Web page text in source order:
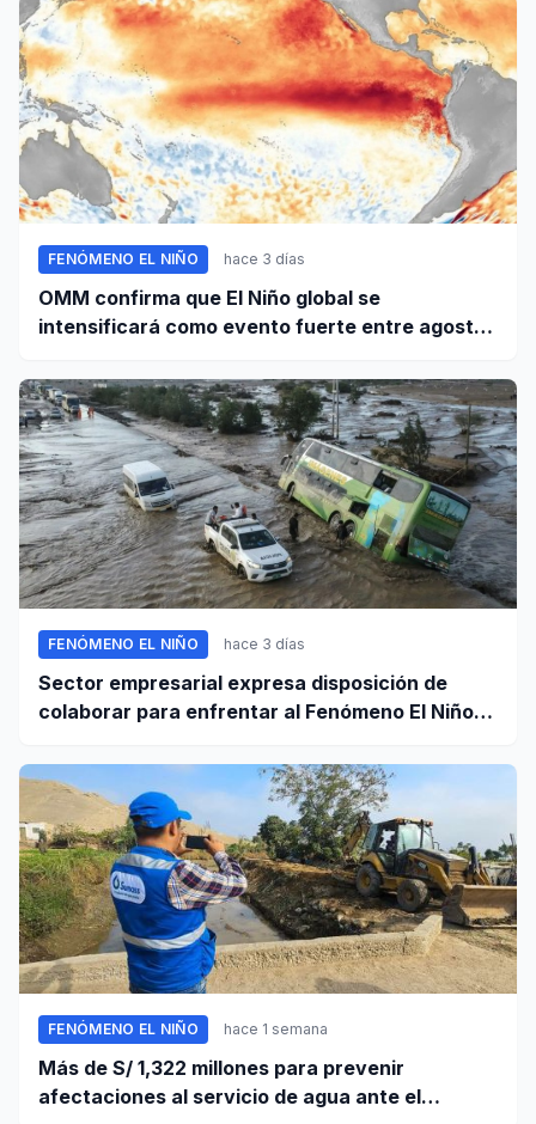
FENÓMENO EL NIÑO hace 3 días
OMM confirma que El Niño global se
intensificará como evento fuerte entre agosto
FENÓMENO EL NIÑO hace 3 días
Sector empresarial expresa disposición de
colaborar para enfrentar al Fenómeno El Niño,
FENÓMENO EL NIÑO hace 1 semana
Más de S/ 1,322 millones para prevenir
afectaciones al servicio de agua ante el